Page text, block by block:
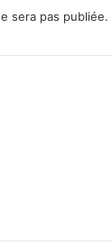
sera pas publiée.